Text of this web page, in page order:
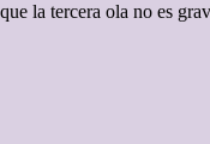
la tercera ola no es